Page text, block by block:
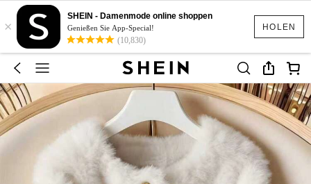
HOLEN
×
SHEIN - Damenmode online shoppen
Genießen Sie App-Special!
(10,830)